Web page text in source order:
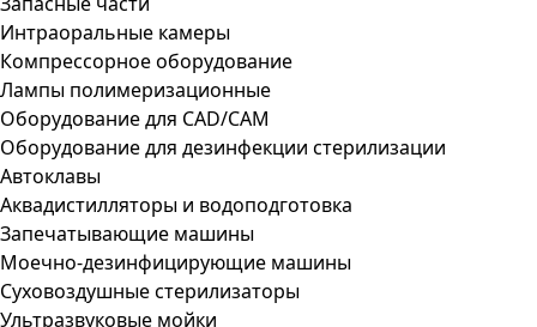
Интраоральные камеры
Компрессорное оборудование
Лампы полимеризационные
Оборудование для CAD/CAM
Оборудование для дезинфекции стерилизации
Автоклавы
Аквадистилляторы и водоподготовка
Запечатывающие машины
Моечно-дезинфицирующие машины
Суховоздушные стерилизаторы
Ультразвуковые мойки